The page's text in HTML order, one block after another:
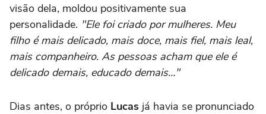
visão dela, moldou positivamente sua
personalidade. "Ele foi criado por mulheres. Meu
filho é mais delicado, mais doce, mais fiel, mais leal,
mais companheiro. As pessoas acham que ele é
delicado demais, educado demais…"
Dias antes, o próprio Lucas já havia se pronunciado